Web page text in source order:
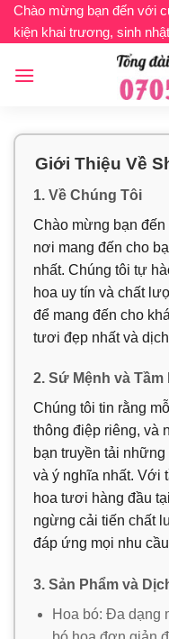
Bỏ
qua
dung
Chào mừng bạn đến với
kiện khai trương, sinh
Giới Thiệu Về
1. Về Chúng Tôi
Chào mừng bạn đến
nơi mang đến cho
nhất. Chúng tôi tự
hoa uy tín và chất
để mang đến cho
tươi đẹp nhất và
2. Sứ Mệnh và Tầm
Chúng tôi tin rằng
thông điệp riêng, và
bạn truyền tải
và ý nghĩa nhất. Với
hoa tươi hàng đầu
ngừng cải tiến chất
đáp ứng mọi nhu
3. Sản Phẩm và
Hoa bó: Đa dạng